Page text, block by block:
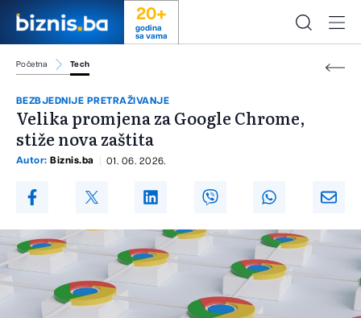
20+
godina
sa vama
Početna Tech
BEZBJEDNIJE PRETRAŽIVANJE
Velika promjena za Google Chrome,
stiže nova zaštita
Autor: Biznis.ba 01. 06. 2026.